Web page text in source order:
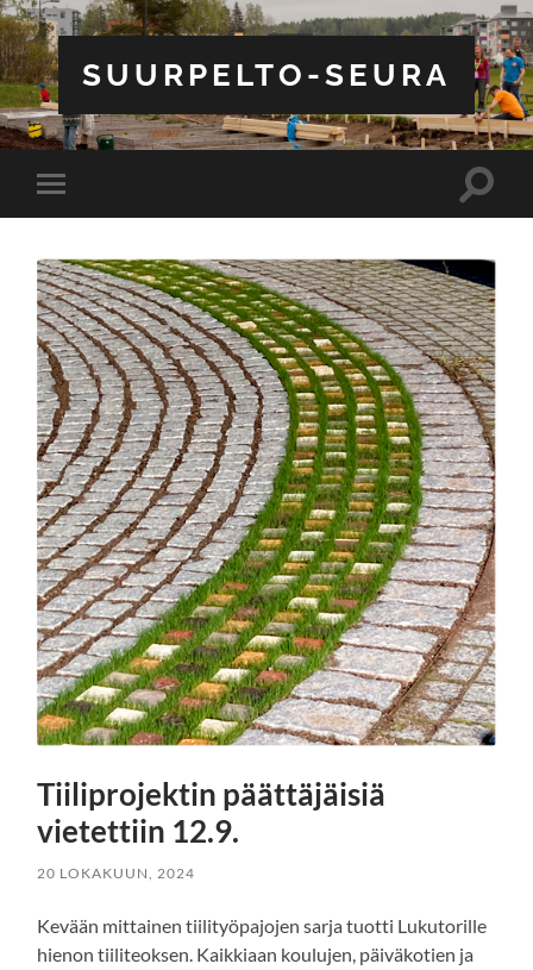
SUURPELTO-SEURA
Toggle
mobile
Toggle
Tiiliprojektin päättäjäisiä
vietettiin 12.9.
20 LOKAKUUN, 2024
Kevään mittainen tiilityöpajojen sarja tuotti Lukutorille
hienon tiiliteoksen. Kaikkiaan koulujen, päiväkotien ja